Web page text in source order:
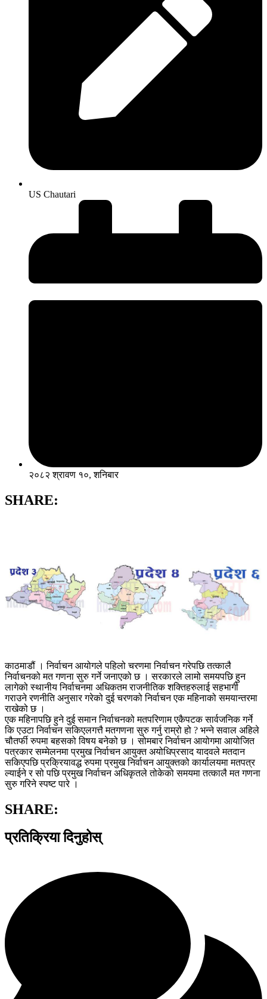
US Chautari
२०८२ श्रावण १०, शनिबार
SHARE:
काठमाडौं । निर्वाचन आयोगले पहिलो चरणमा निर्वाचन गरेपछि तत्कालै
निर्वाचनको मत गणना सुरु गर्ने जनाएको छ । सरकारले लामो समयपछि हुन
लागेको स्थानीय निर्वाचनमा अधिकतम राजनीतिक शक्तिहरुलाई सहभागी
गराउने रणनीति अनुसार गरेको दुई चरणको निर्वाचन एक महिनाको समयान्तरमा
राखेको छ ।
एक महिनापछि हुने दुई समान निर्वाचनको मतपरिणाम एकैपटक सार्वजनिक गर्ने
कि एउटा निर्वाचन सकिएलगत्तै मतगणना सुरु गर्नु राम्रो हो ? भन्ने सवाल अहिले
चौतर्फी रुपमा बहसको विषय बनेको छ । सोमबार निर्वाचन आयोगमा आयोजित
पत्रकार सम्मेलनमा प्रमुख निर्वाचन आयुक्त अयोधिप्रसाद यादवले मतदान
सकिएपछि प्रक्रियावद्ध रुपमा प्रमुख निर्वाचन आयुक्तको कार्यालयमा मतपत्र
ल्याईने र सो पछि प्रमुख निर्वाचन अधिकृतले तोकेको समयमा तत्कालै मत गणना
सुरु गरिने स्पष्ट पारे ।
SHARE:
प्रतिक्रिया दिनुहोस्